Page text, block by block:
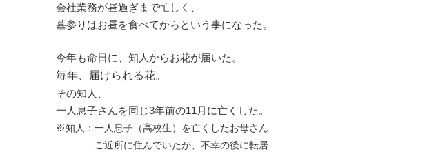
会社業務が昼過ぎまで忙しく、
墓参りはお昼を食べてからという事になった。
今年も命日に、知人からお花が届いた。
毎年、届けられる花。
その知人、
一人息子さんを同じ3年前の11月に亡くした。
※知人：一人息子（高校生）を亡くしたお母さん
ご近所に住んでいたが、不幸の後に転居